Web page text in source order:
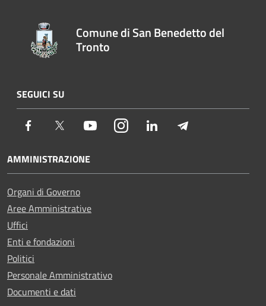
Comune di San Benedetto del
Tronto
SEGUICI SU
Facebook Twitter YoutubeInstagramLinkedIn
AMMINISTRAZIONE
Organi di Governo
Aree Amministrative
Uffici
Enti e fondazioni
Politici
Personale Amministrativo
Documenti e dati